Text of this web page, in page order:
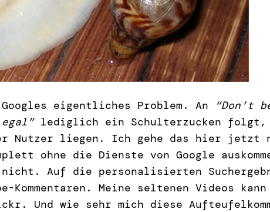
eigentliches Problem. An “Don’t
lediglich ein Schulterzucken folgt,
Nutzer liegen. Ich gehe das hier jetzt
ohne die Dienste von Google
Auf die personalisierten
Kommentaren. Meine seltenen Videos
Und wie sehr mich diese